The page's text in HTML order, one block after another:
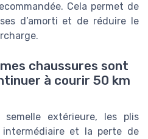
Cela permet de
d’amorti et de réduire le
chaussures sont
à courir 50 km
semelle extérieure, les plis
et la perte de